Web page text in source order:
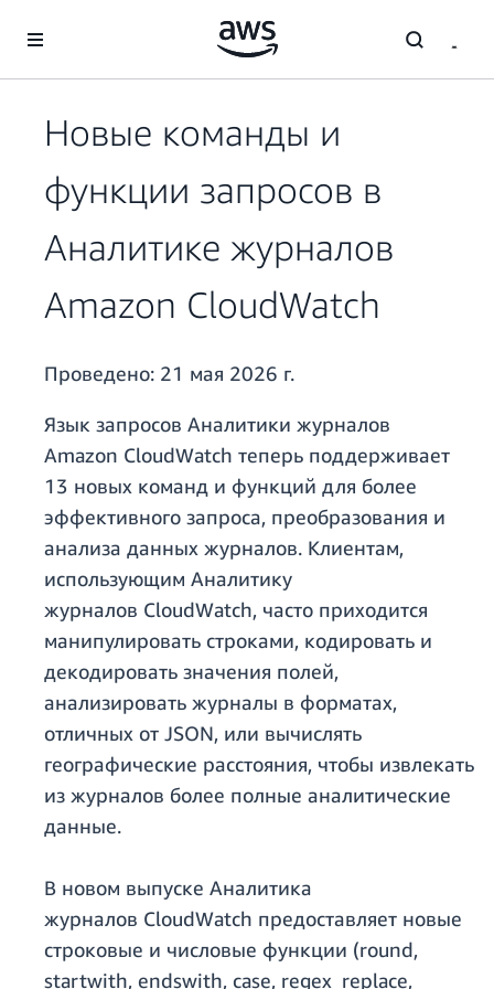
Перейти к главному контенту
Новые команды и
функции запросов в
Аналитике журналов
Amazon CloudWatch
Проведено: 21 мая 2026 г.
Язык запросов Аналитики журналов
Amazon CloudWatch теперь поддерживает
13 новых команд и функций для более
эффективного запроса, преобразования и
анализа данных журналов. Клиентам,
использующим Аналитику
журналов CloudWatch, часто приходится
манипулировать строками, кодировать и
декодировать значения полей,
анализировать журналы в форматах,
отличных от JSON, или вычислять
географические расстояния, чтобы извлекать
из журналов более полные аналитические
данные.
В новом выпуске Аналитика
журналов CloudWatch предоставляет новые
строковые и числовые функции (round,
startwith, endswith, case, regex_replace,